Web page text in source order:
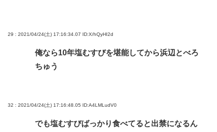
29 : 2021/04/24(土) 17:16:34.07 ID:X/hQyHI2d
俺なら10年塩むすびを堪能してから浜辺とべろ
ちゅう
32 : 2021/04/24(土) 17:16:48.05 ID:A4LMLudV0
でも塩むすびばっかり食べてると出禁になるん